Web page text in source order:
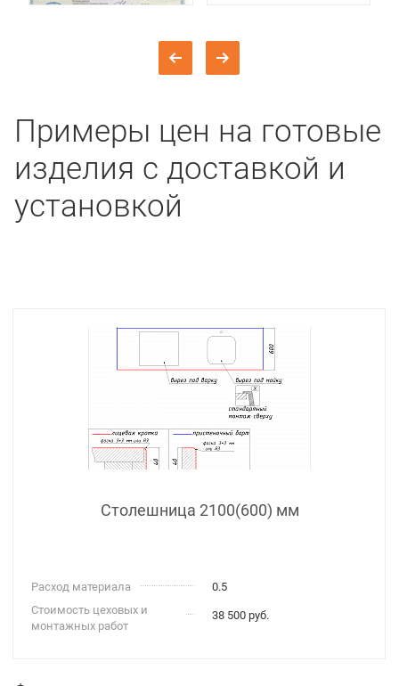
Примеры цен на готовые
изделия с доставкой и
установкой
Столешница 2100(600) мм
Расход материала
0.5
Стоимость цеховых и
монтажных работ
38 500 руб.